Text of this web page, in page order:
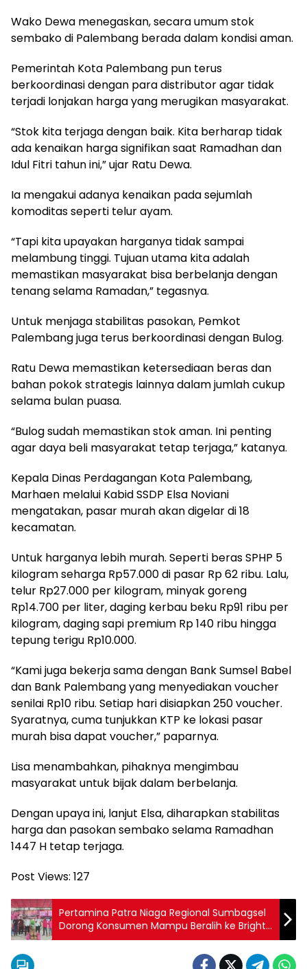
Wako Dewa menegaskan, secara umum stok
sembako di Palembang berada dalam kondisi aman.
Pemerintah Kota Palembang pun terus
berkoordinasi dengan para distributor agar tidak
terjadi lonjakan harga yang merugikan masyarakat.
“Stok kita terjaga dengan baik. Kita berharap tidak
ada kenaikan harga signifikan saat Ramadhan dan
Idul Fitri tahun ini,” ujar Ratu Dewa.
Ia mengakui adanya kenaikan pada sejumlah
komoditas seperti telur ayam.
“Tapi kita upayakan harganya tidak sampai
melambung tinggi. Tujuan utama kita adalah
memastikan masyarakat bisa berbelanja dengan
tenang selama Ramadan,” tegasnya.
Untuk menjaga stabilitas pasokan, Pemkot
Palembang juga terus berkoordinasi dengan Bulog.
Ratu Dewa memastikan ketersediaan beras dan
bahan pokok strategis lainnya dalam jumlah cukup
selama bulan puasa.
“Bulog sudah memastikan stok aman. Ini penting
agar daya beli masyarakat tetap terjaga,” katanya.
Kepala Dinas Perdagangan Kota Palembang,
Marhaen melalui Kabid SSDP Elsa Noviani
mengatakan, pasar murah akan digelar di 18
kecamatan.
Untuk harganya lebih murah. Seperti beras SPHP 5
kilogram seharga Rp57.000 di pasar Rp 62 ribu. Lalu,
telur Rp27.000 per kilogram, minyak goreng
Rp14.700 per liter, daging kerbau beku Rp91 ribu per
kilogram, daging sapi premium Rp 140 ribu hingga
tepung terigu Rp10.000.
“Kami juga bekerja sama dengan Bank Sumsel Babel
dan Bank Palembang yang menyediakan voucher
senilai Rp10 ribu. Setiap hari disiapkan 250 voucher.
Syaratnya, cuma tunjukkan KTP ke lokasi pasar
murah bisa dapat voucher,” paparnya.
Lisa menambahkan, pihaknya mengimbau
masyarakat untuk bijak dalam berbelanja.
Dengan upaya ini, lanjut Elsa, diharapkan stabilitas
harga dan pasokan sembako selama Ramadhan
1447 H tetap terjaga.
Post Views: 127
Pertamina Patra Niaga Regional Sumbagsel
Dorong Konsumen Mampu Beralih ke Bright
Gas Melalui Program Trade In di Belitung